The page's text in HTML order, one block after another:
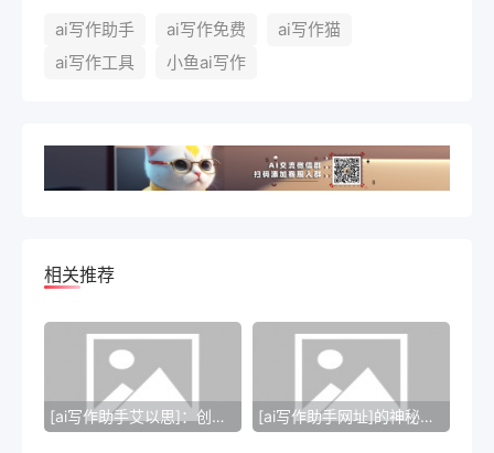
ai写作助手 ai写作免费
ai写作猫
ai写作工具
小鱼ai写作
相关推荐
[ai写作助手艾以思]：创新的写作工具 [ai写作助手网址]的神秘创意之旅